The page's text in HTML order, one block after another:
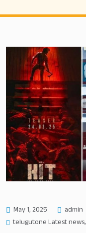
May 1, 2025
admin
telugutone Latest news,